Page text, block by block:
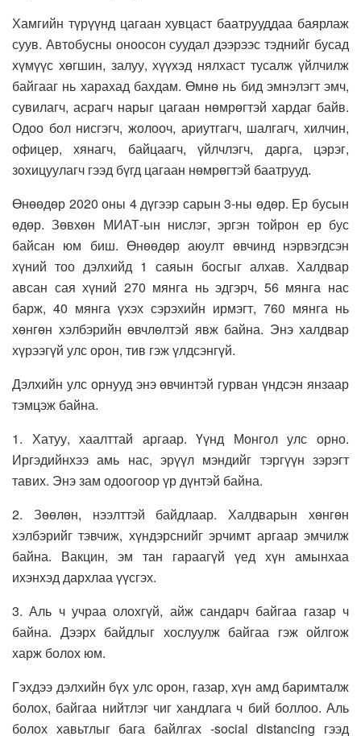
Хамгийн түрүүнд цагаан хувцаст баатрууддаа баярлаж
суув. Автобусны оноосон суудал дээрээс тэднийг бусад
хүмүүс хөгшин, залуу, хүүхэд нялхаст тусалж үйлчилж
байгааг нь харахад бахдам. Өмнө нь бид эмнэлэгт эмч,
сувилагч, асрагч нарыг цагаан нөмрөгтэй хардаг байв.
Одоо бол нисгэгч, жолооч, ариутгагч, шалгагч, хилчин,
офицер, хянагч, байцаагч, үйлчлэгч, дарга, цэрэг,
зохицуулагч гээд бүгд цагаан нөмрөгтэй баатрууд.
Өнөөдөр 2020 оны 4 дүгээр сарын 3-ны өдөр. Ер бусын
өдөр. Зөвхөн МИАТ-ын нислэг, эргэн тойрон ер бус
байсан юм биш. Өнөөдөр аюулт өвчинд нэрвэгдсэн
хүний тоо дэлхийд 1 саяын босгыг алхав. Халдвар
авсан сая хүний 270 мянга нь эдгэрч, 56 мянга нас
барж, 40 мянга үхэх сэрэхийн ирмэгт, 760 мянга нь
хөнгөн хэлбэрийн өвчлөлтэй явж байна. Энэ халдвар
хүрээгүй улс орон, тив гэж үлдсэнгүй.
Дэлхийн улс орнууд энэ өвчинтэй гурван үндсэн янзаар
тэмцэж байна.
1. Хатуу, хаалттай аргаар. Үүнд Монгол улс орно.
Иргэдийнхээ амь нас, эрүүл мэндийг тэргүүн зэрэгт
тавих. Энэ зам одоогоор үр дүнтэй байна.
2. Зөөлөн, нээлттэй байдлаар. Халдварын хөнгөн
хэлбэрийг тэвчиж, хүндэрснийг эрчимт аргаар эмчилж
байна. Вакцин, эм тан гараагүй үед хүн амынхаа
ихэнхэд дархлаа үүсгэх.
3. Аль ч учраа олохгүй, айж сандарч байгаа газар ч
байна. Дээрх байдлыг хослуулж байгаа гэж ойлгож
харж болох юм.
Гэхдээ дэлхийн бүх улс орон, газар, хүн амд баримталж
болох, байгаа нийтлэг чиг хандлага ч бий боллоо. Аль
болох хавьтлыг бага байлгах -social distancing гээд